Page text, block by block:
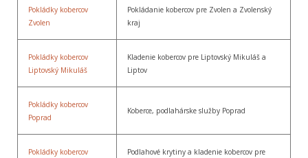
Pokládky kobercov
Zvolen
Pokládanie kobercov pre Zvolen a Zvolenský
kraj
Pokládky kobercov
Liptovský Mikuláš
Kladenie kobercov pre Liptovský Mikuláš a
Liptov
Pokládky kobercov
Poprad
Koberce, podlahárske služby Poprad
Pokládky kobercov
Podlahové krytiny a kladenie kobercov pre